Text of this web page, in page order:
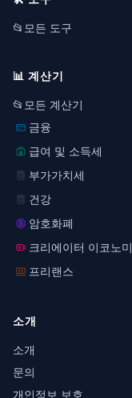
📂 모든 도구
📊계산기
📂 모든 계산기
금융
급여 및 소득세
부가가치세
건강
암호화폐
크리에이터 이코노미
프리랜스
소개
소개
문의
개인정보 보호